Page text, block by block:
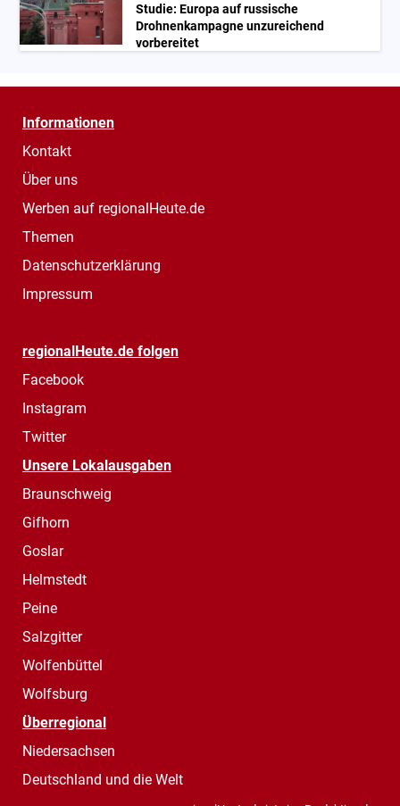
Studie: Europa auf russische
Drohnenkampagne unzureichend
vorbereitet
Informationen
Kontakt
Über uns
Werben auf regionalHeute.de
Themen
Datenschutzerklärung
Impressum
regionalHeute.de folgen
Facebook
Instagram
Twitter
Unsere Lokalausgaben
Braunschweig
Gifhorn
Goslar
Helmstedt
Peine
Salzgitter
Wolfenbüttel
Wolfsburg
Überregional
Niedersachsen
Deutschland und die Welt